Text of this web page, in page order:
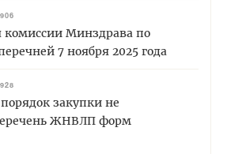
906
комиссии Минздрава по
7 ноября 2025 года
928
закупки не
ЖНВЛП форм